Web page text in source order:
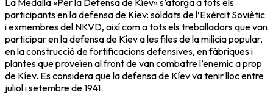
La Medalla «Per la Defensa de Kíev» s’atorga a tots els
participants en la defensa de Kíev: soldats de l’Exèrcit Soviètic
i exmembres del NKVD, així com a tots els treballadors que van
participar en la defensa de Kíev a les files de la milícia popular,
en la construcció de fortificacions defensives, en fàbriques i
plantes que proveïen al front de van combatre l’enemic a prop
de Kíev. Es considera que la defensa de Kíev va tenir lloc entre
juliol i setembre de 1941.